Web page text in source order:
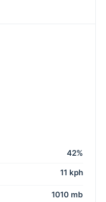
42%
11 kph
1010 mb